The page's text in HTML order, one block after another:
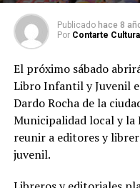
Publicado hace 8
Por Contarte Cultura
El próximo sábado
Libro Infantil y Juvenil
Dardo Rocha de la
Municipalidad local y
reunir a editores y
juvenil.